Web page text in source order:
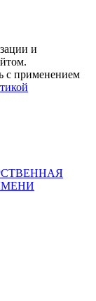
и
с применением